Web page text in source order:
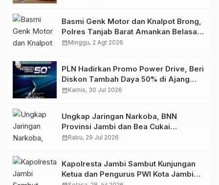
Basmi Genk Motor dan Knalpot Brong,
Polres Tanjab Barat Amankan Belasan
Kendaraan
calendar_monthMinggu, 2 Agt 2026
PLN Hadirkan Promo Power Drive, Beri
Diskon Tambah Daya 50% di Ajang
GIIAS 2026
calendar_monthKamis, 30 Jul 2026
Ungkap Jaringan Narkoba, BNN
Provinsi Jambi dan Bea Cukai
Amankan Sembilan Pelaku beserta
calendar_monthRabu, 29 Jul 2026
Kapolresta Jambi Sambut Kunjungan
Ketua dan Pengurus PWI Kota Jambi